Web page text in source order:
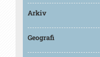
Arkiv
Geografi